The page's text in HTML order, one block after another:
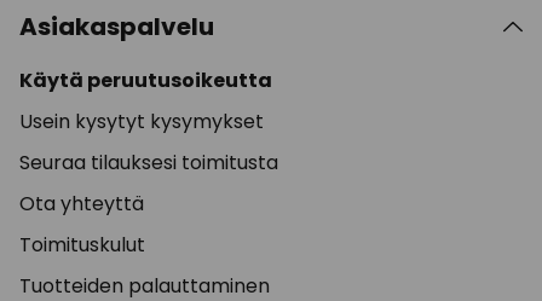
Asiakaspalvelu
Käytä peruutusoikeutta
Usein kysytyt kysymykset
Seuraa tilauksesi toimitusta
Ota yhteyttä
Toimituskulut
Tuotteiden palauttaminen